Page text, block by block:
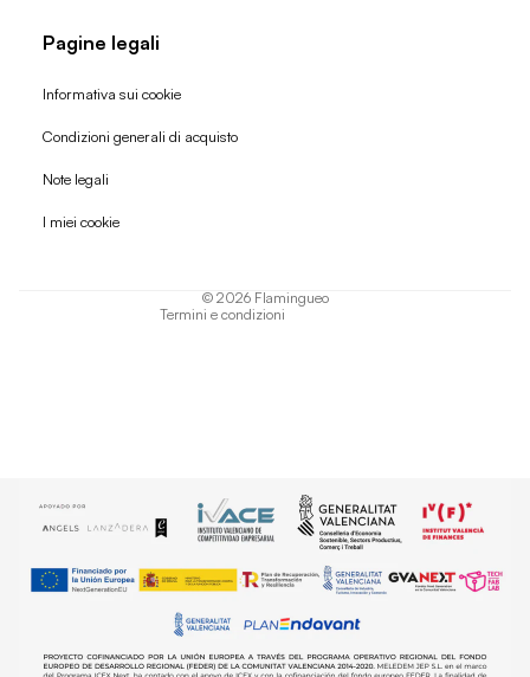
Pagine legali
Informativa sui cookie
Condizioni generali di acquisto
Note legali
I miei cookie
© 2026 Flamingueo
Termini e condizioni
Politica di rimborso